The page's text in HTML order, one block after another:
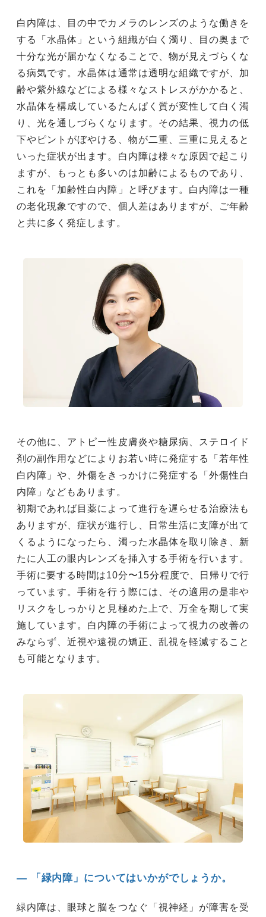
白内障は、目の中でカメラのレンズのような働きを
する「水晶体」という組織が白く濁り、目の奥まで
十分な光が届かなくなることで、物が見えづらくな
る病気です。水晶体は通常は透明な組織ですが、加
齢や紫外線などによる様々なストレスがかかると、
水晶体を構成しているたんぱく質が変性して白く濁
り、光を通しづらくなります。その結果、視力の低
下やピントがぼやける、物が二重、三重に見えると
いった症状が出ます。白内障は様々な原因で起こり
ますが、もっとも多いのは加齢によるものであり、
これを「加齢性白内障」と呼びます。白内障は一種
の老化現象ですので、個人差はありますが、ご年齢
と共に多く発症します。
その他に、アトピー性皮膚炎や糖尿病、ステロイド
剤の副作用などによりお若い時に発症する「若年性
白内障」や、外傷をきっかけに発症する「外傷性白
内障」などもあります。
初期であれば目薬によって進行を遅らせる治療法も
ありますが、症状が進行し、日常生活に支障が出て
くるようになったら、濁った水晶体を取り除き、新
たに人工の眼内レンズを挿入する手術を行います。
手術に要する時間は10分〜15分程度で、日帰りで行
っています。手術を行う際には、その適用の是非や
リスクをしっかりと見極めた上で、万全を期して実
施しています。白内障の手術によって視力の改善の
みならず、近視や遠視の矯正、乱視を軽減すること
も可能となります。
― 「緑内障」についてはいかがでしょうか。
緑内障は、眼球と脳をつなぐ「視神経」が障害を受